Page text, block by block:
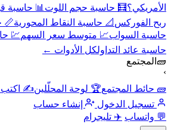
الأمريكي؟🧮 حاسبة حجم اللوت 📊 حاسبة
ربح الفوركس 📐 حاسبة النقاط المحورية📏
حاسبة السواب📈 متوسط سعر السهم💹
حاسبة عائد التداولكل الأدوات ←
🧱 المجتمع
›
🧱 حائط المجتمع🏆 لوحة المحلّلين✍️ اكتب
تسجيل الدخول
إنشاء حساب
💬 واتساب ✈️ تليجرام